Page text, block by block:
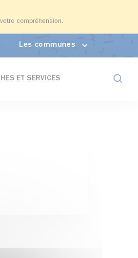
compréhension.
Les communes
ET SERVICES